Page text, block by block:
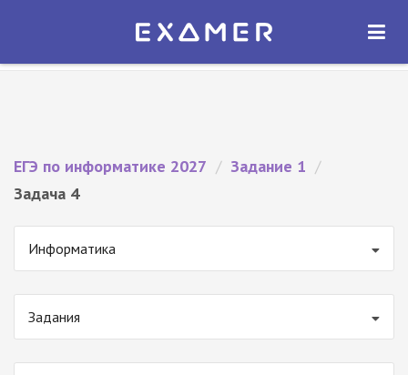
Экзамер — ЕГЭ 2027
ОТКРЫТЬ
ЕГЭ по информатике 2027 / Задание 1 /
Задача 4
Информатика
Задания